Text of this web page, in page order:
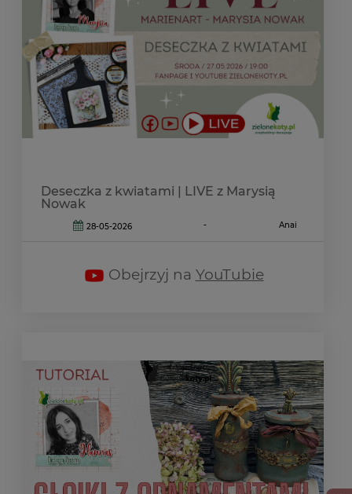
Deseczka z kwiatami | LIVE z Marysią
Nowak
28-05-2026 - Anai
Obejrzyj na YouTubie